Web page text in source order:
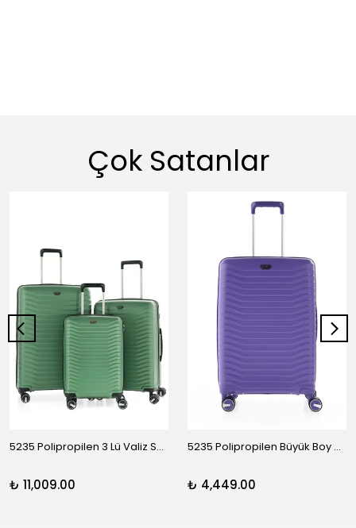
Çok Satanlar
5235 Polipropilen 3 Lü Valiz Seti
₺ 11,009.00
5235 Polipropilen Büyük Boy Valiz
₺ 4,449.00